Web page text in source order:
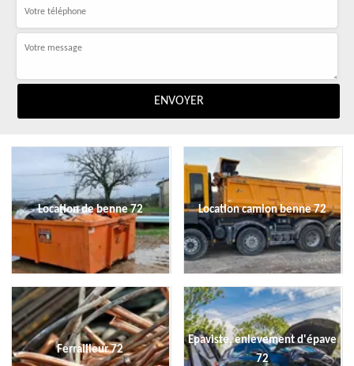
Location de benne 72 Location camion benne 72
Ferrailleur 72
Epaviste, enlevement d'épave
72